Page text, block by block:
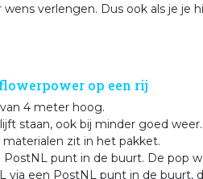
verlengen. Dus ook als je
op een rij
4 meter hoog.
staan, ook bij minder goed weer.
zit in het pakket.
PostNL punt in de buurt. De pop
via een PostNL punt in de buurt,